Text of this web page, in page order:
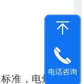
标准，电炉具
电话咨询